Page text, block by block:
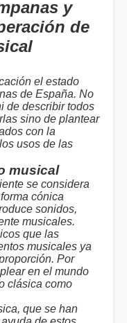
y
de
el estado
de España. No
de describir todos
sino de plantear
con la
usos de las
musical
se considera
cónica
sonidos,
musicales.
que las
musicales ya
Por
en el mundo
clásica como
que se han